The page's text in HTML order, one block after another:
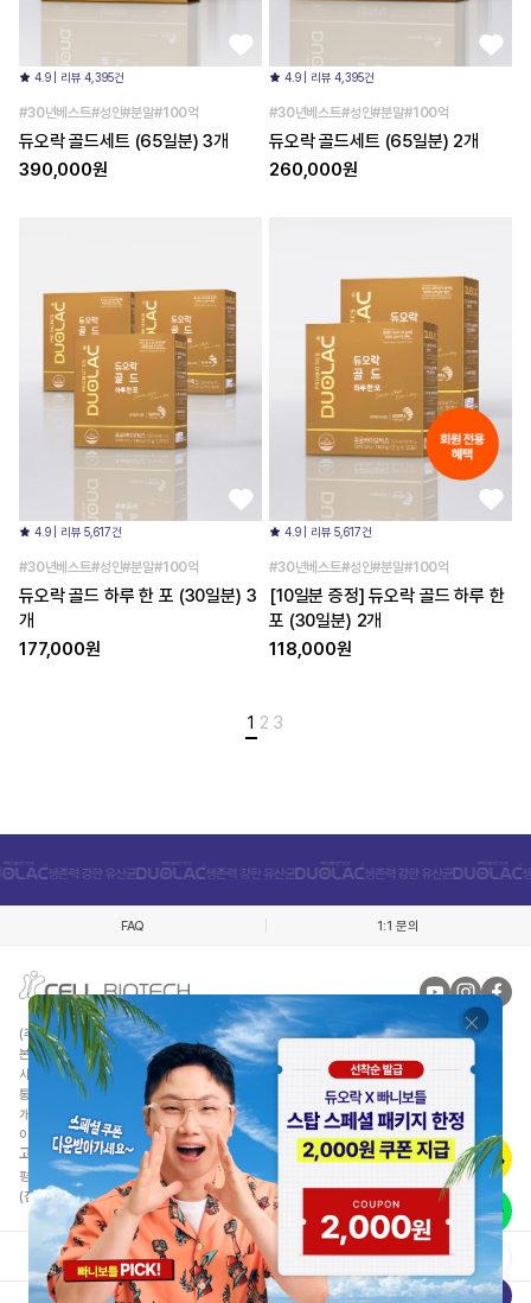
4.9 | 리뷰 4,395건
#30년베스트#성인#분말#100억
듀오락 골드세트 (65일분) 3개
390,000원
4.9 | 리뷰 4,395건
#30년베스트#성인#분말#100억
듀오락 골드세트 (65일분) 2개
260,000원
4.9 | 리뷰 5,617건
#30년베스트#성인#분말#100억
듀오락 골드 하루 한 포 (30일분) 3
개
177,000원
4.9 | 리뷰 5,617건
#30년베스트#성인#분말#100억
[10일분 증정] 듀오락 골드 하루 한
포 (30일분) 2개
118,000원
1 2 3
FAQ 1:1 문의
(주)쎌바이오텍인터내셔날대표자 : 정명준
본사 : 경기 김포시 월곶면 애기봉로 409번길 50
사업자등록번호 : 220-81-52116
통신판매업신고 : 제 2012-경기김포-0298호 건강식품군
개인정보관리책임자 : 오경림
이메일 :duolacshop@cellbiotech.com
고객센터/제품상담: 080-668-6108
평일 월금 : 10:00 ~ 17:00 (주말, 공휴일 휴무)
(점심시간 : 11:30PM ~ 12:30PM)
이용약관 개인정보처리방침 사업자정보확인 정품인증안내